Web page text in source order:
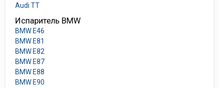
Audi TT
Испаритель BMW
BMW E46
BMW E81
BMW E82
BMW E87
BMW E88
BMW E90